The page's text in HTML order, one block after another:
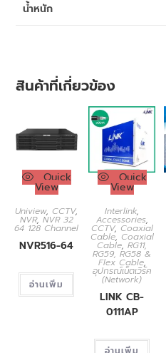
น้ำหนัก
สินค้าที่เกี่ยวข้อง
Quick
View
Uniview, CCTV,
NVR, NVR 32
64 128 Channel
NVR516-64
อ่านเพิ่ม
Quick
View
Interlink,
Accessories,
CCTV, Coaxial
Cable, Coaxial
Cable,RG11,
RG59, RG58 &
Flex Cable,
อุปกรณ์เน็ตเวิร์ค
(Network)
LINK CB-
0111AP